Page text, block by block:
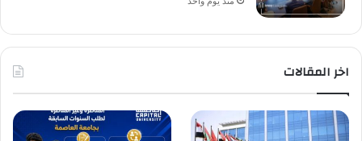
اخر المقالات